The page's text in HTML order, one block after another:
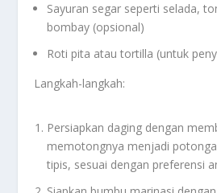
Sayuran segar seperti selada,
bombay (opsional)
Roti pita atau tortilla (untuk
Langkah-langkah:
Persiapkan daging dengan
memotongnya menjadi
tipis, sesuai dengan preferensi